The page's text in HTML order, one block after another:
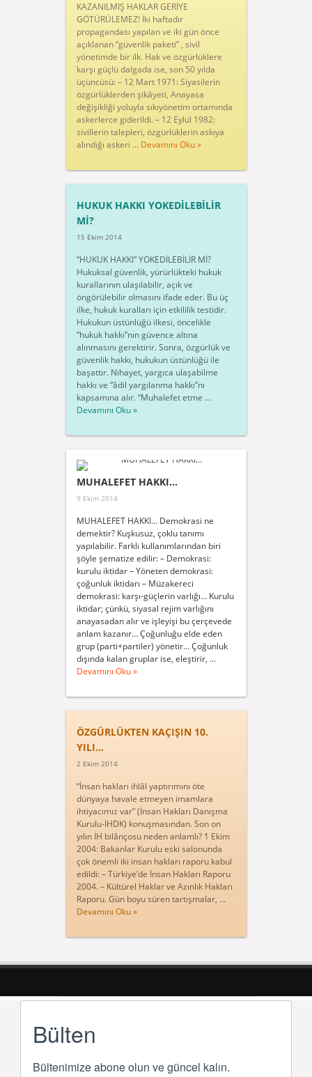
KAZANILMIŞ HAKLAR GERİYE
GÖTÜRÜLEMEZ! İki haftadır
propagandası yapılan ve iki gün önce
açıklanan “güvenlik paketi” , sivil
yönetimde bir ilk. Hak ve özgürlüklere
karşı güçlü dalgada ise, son 50 yılda
üçüncüsü: – 12 Mart 1971: Siyasilerin
özgürlüklerden şikâyeti, Anayasa
değişikliği yoluyla sıkıyönetim ortamında
askerlerce giderildi. – 12 Eylül 1982:
sivillerin talepleri, özgürlüklerin askıya
alındığı askeri ... Devamını Oku »
HUKUK HAKKI YOKEDİLEBİLİR
Mİ?
15 Ekim 2014
“HUKUK HAKKI” YOKEDİLEBİLİR Mİ?
Hukuksal güvenlik, yürürlükteki hukuk
kurallarının ulaşılabilir, açık ve
öngörülebilir olmasını ifade eder. Bu üç
ilke, hukuk kuralları için etkililik testidir.
Hukukun üstünlüğü ilkesi, öncelikle
“hukuk hakkı”nın güvence altına
alınmasını gerektirir. Sonra, özgürlük ve
güvenlik hakkı, hukukun üstünlüğü ile
başattır. Nihayet, yargıca ulaşabilme
hakkı ve “âdil yargılanma hakkı”nı
kapsamına alır. “Muhalefet etme ...
Devamını Oku »
MUHALEFET HAKKI…
9 Ekim 2014
MUHALEFET HAKKI… Demokrasi ne
demektir? Kuşkusuz, çoklu tanımı
yapılabilir. Farklı kullanımlarından biri
şöyle şematize edilir: – Demokrasi:
kurulu iktidar – Yöneten demokrasi:
çoğunluk iktidarı – Müzakereci
demokrasi: karşı-güçlerin varlığı… Kurulu
iktidar; çünkü, siyasal rejim varlığını
anayasadan alır ve işleyişi bu çerçevede
anlam kazanır… Çoğunluğu elde eden
grup (parti+partiler) yönetir… Çoğunluk
dışında kalan gruplar ise, eleştirir, ...
Devamını Oku »
ÖZGÜRLÜKTEN KAÇIŞIN 10.
YILI…
2 Ekim 2014
“İnsan hakları ihlâl yaptırımını öte
dünyaya havale etmeyen imamlara
ihtiyacımız var” (İnsan Hakları Danışma
Kurulu-İHDK) konuşmasından. Son on
yılın İH bilânçosu neden anlamlı? 1 Ekim
2004: Bakanlar Kurulu eski salonunda
çok önemli iki insan hakları raporu kabul
edildi: – Türkiye’de İnsan Hakları Raporu
2004. – Kültürel Haklar ve Azınlık Hakları
Raporu. Gün boyu süren tartışmalar, ...
Devamını Oku »